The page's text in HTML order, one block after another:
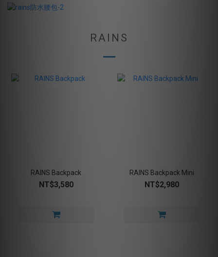
RAINS
RAINS Backpack
NT$3,580
RAINS Backpack Mini
NT$2,980